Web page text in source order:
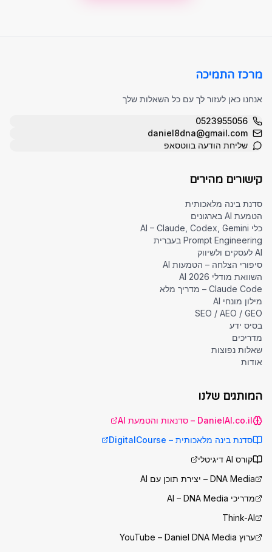
מרכז התמיכה
אנחנו כאן לעזור לך עם כל השאלות שלך
0523955056
daniel8dna@gmail.com
שליחת הודעה בווטסאפ
קישורים מהירים
סדנת בינה מלאכותית
הטמעת AI בארגונים
כלי AI – Claude, Codex, Gemini
Prompt Engineering בעברית
AI לעסקים ולשיווק
סיפורי הצלחה – הטמעות AI
השוואת מודלי AI 2026
Claude Code – מדריך מלא
מילון מונחי AI
SEO / AEO / GEO
בסיס ידע
מדריכים
שאלות נפוצות
אודות
המותגים שלנו
DanielAI.co.il – סדנאות והטמעת AI
סדנת בינה מלאכותית – DigitalCourse
קורס AI דיגיטלי
DNA Media – יצירת תוכן עם AI
מדריכי AI – DNA Media
Think-AI
ערוץ YouTube – Daniel DNA Media